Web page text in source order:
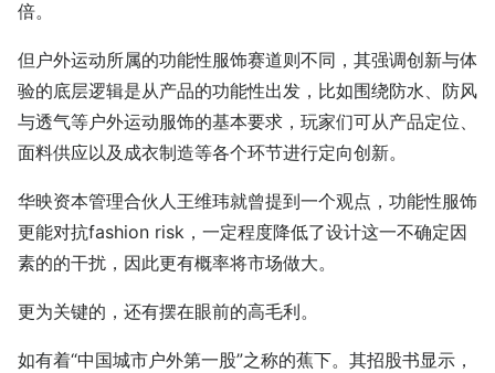
倍。
但户外运动所属的功能性服饰赛道则不同，其强调创新与体
验的底层逻辑是从产品的功能性出发，比如围绕防水、防风
与透气等户外运动服饰的基本要求，玩家们可从产品定位、
面料供应以及成衣制造等各个环节进行定向创新。
华映资本管理合伙人王维玮就曾提到一个观点，功能性服饰
更能对抗fashion risk，一定程度降低了设计这一不确定因
素的的干扰，因此更有概率将市场做大。
更为关键的，还有摆在眼前的高毛利。
如有着“中国城市户外第一股”之称的蕉下。其招股书显示，